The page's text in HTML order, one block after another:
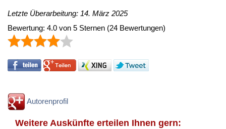
Letzte Überarbeitung: 14. März 2025
Bewertung: 4.0 von 5 Sternen (24 Bewertungen)
Autorenprofil
Weitere Auskünfte erteilen Ihnen gern: